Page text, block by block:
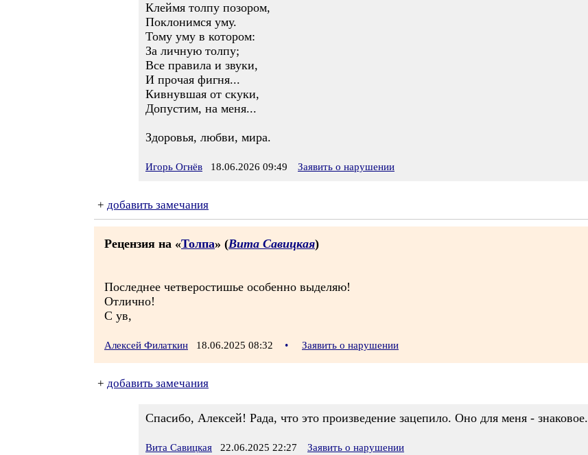
Клеймя толпу позором,
Поклонимся уму.
Тому уму в котором:
За личную толпу;
Все правила и звуки,
И прочая фигня...
Кивнувшая от скуки,
Допустим, на меня...
Здоровья, любви, мира.
Игорь Огнёв 18.06.2026 09:49 Заявить о нарушении
+ добавить замечания
Рецензия на «Толпа» (Вита Савицкая)
Последнее четверостишье особенно выделяю!
Отлично!
С ув,
Алексей Филаткин 18.06.2025 08:32 • Заявить о нарушении
+ добавить замечания
Спасибо, Алексей! Рада, что это произведение зацепило. Оно для меня - знаковое.
Вита Савицкая 22.06.2025 22:27 Заявить о нарушении